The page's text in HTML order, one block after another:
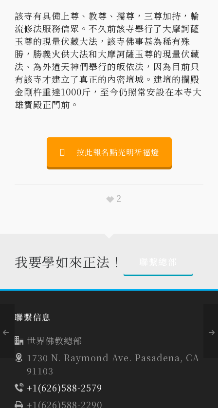
該寺有具備上尊、教尊、孺尊，三尊加持，輪
流修法服務信眾。不久前該寺舉行了大摩訶薩
玉尊的現量伏藏大法，該寺佛事甚為稀有殊
勝，勝義火供大法和大摩訶薩玉尊的現量伏藏
法、為外道天神們舉行的皈依法，因為目前只
有該寺才建立了真正的內密壇城。建壇的攔殿
金剛杵重達1000斤，至今仍照常安設在本寺大
雄寶殿正門前。
按此報名點光明祈福燈
2
我要學如來正法！
聯繫信息
世界佛教總部
1730 N. Raymond Ave. Pasadena, CA
91103
+1(626)588-2579
+1(626)588-2290